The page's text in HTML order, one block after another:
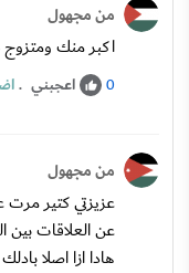
من مجهول
اكبر منك
0 اعجبني .
من مجهول
عزيزتي كتير
عن العلاقات
هادا ازا اصلا